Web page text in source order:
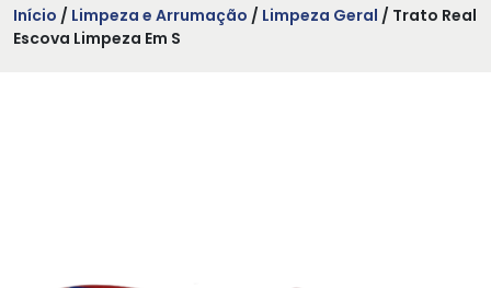
Início / Limpeza e Arrumação / Limpeza Geral / Trato Real
Escova Limpeza Em S